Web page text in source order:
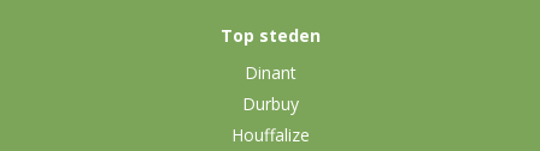
Top steden
Dinant
Durbuy
Houffalize